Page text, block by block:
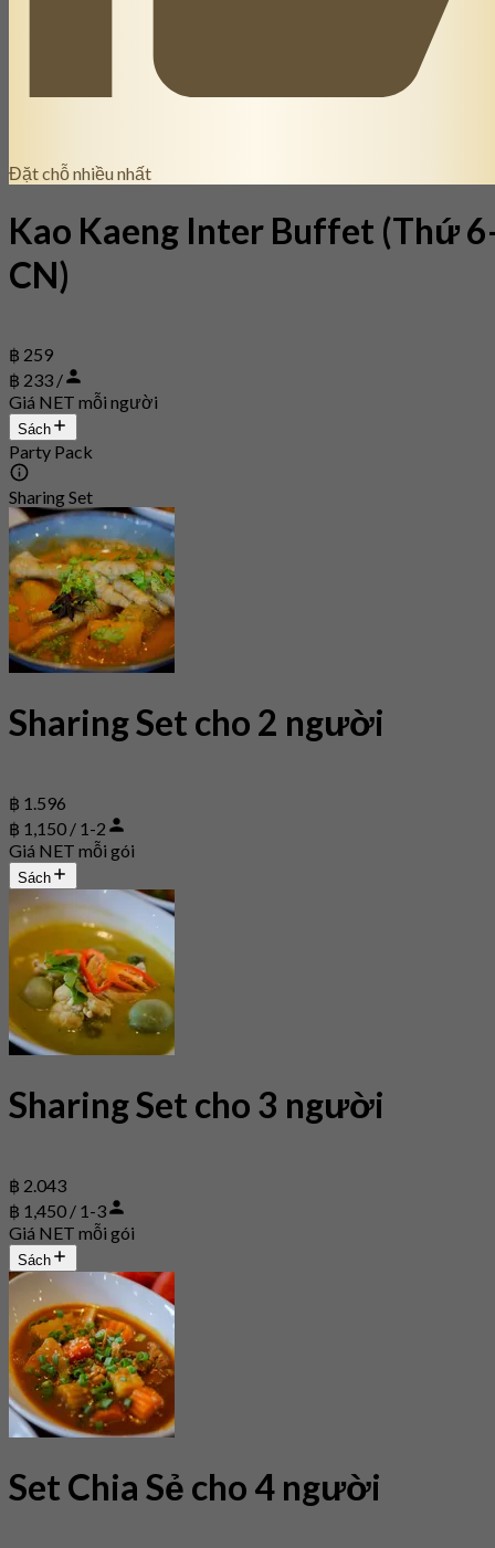
Đặt chỗ nhiều nhất
Kao Kaeng Inter Buffet (Thứ
CN)
฿ 259
฿ 233 /
Giá NET mỗi người
Sách
Party Pack
Sharing Set
Sharing Set cho 2 người
฿ 1.596
฿ 1,150 / 1-2
Giá NET mỗi gói
Sách
Sharing Set cho 3 người
฿ 2.043
฿ 1,450 / 1-3
Giá NET mỗi gói
Sách
Set Chia Sẻ cho 4 người